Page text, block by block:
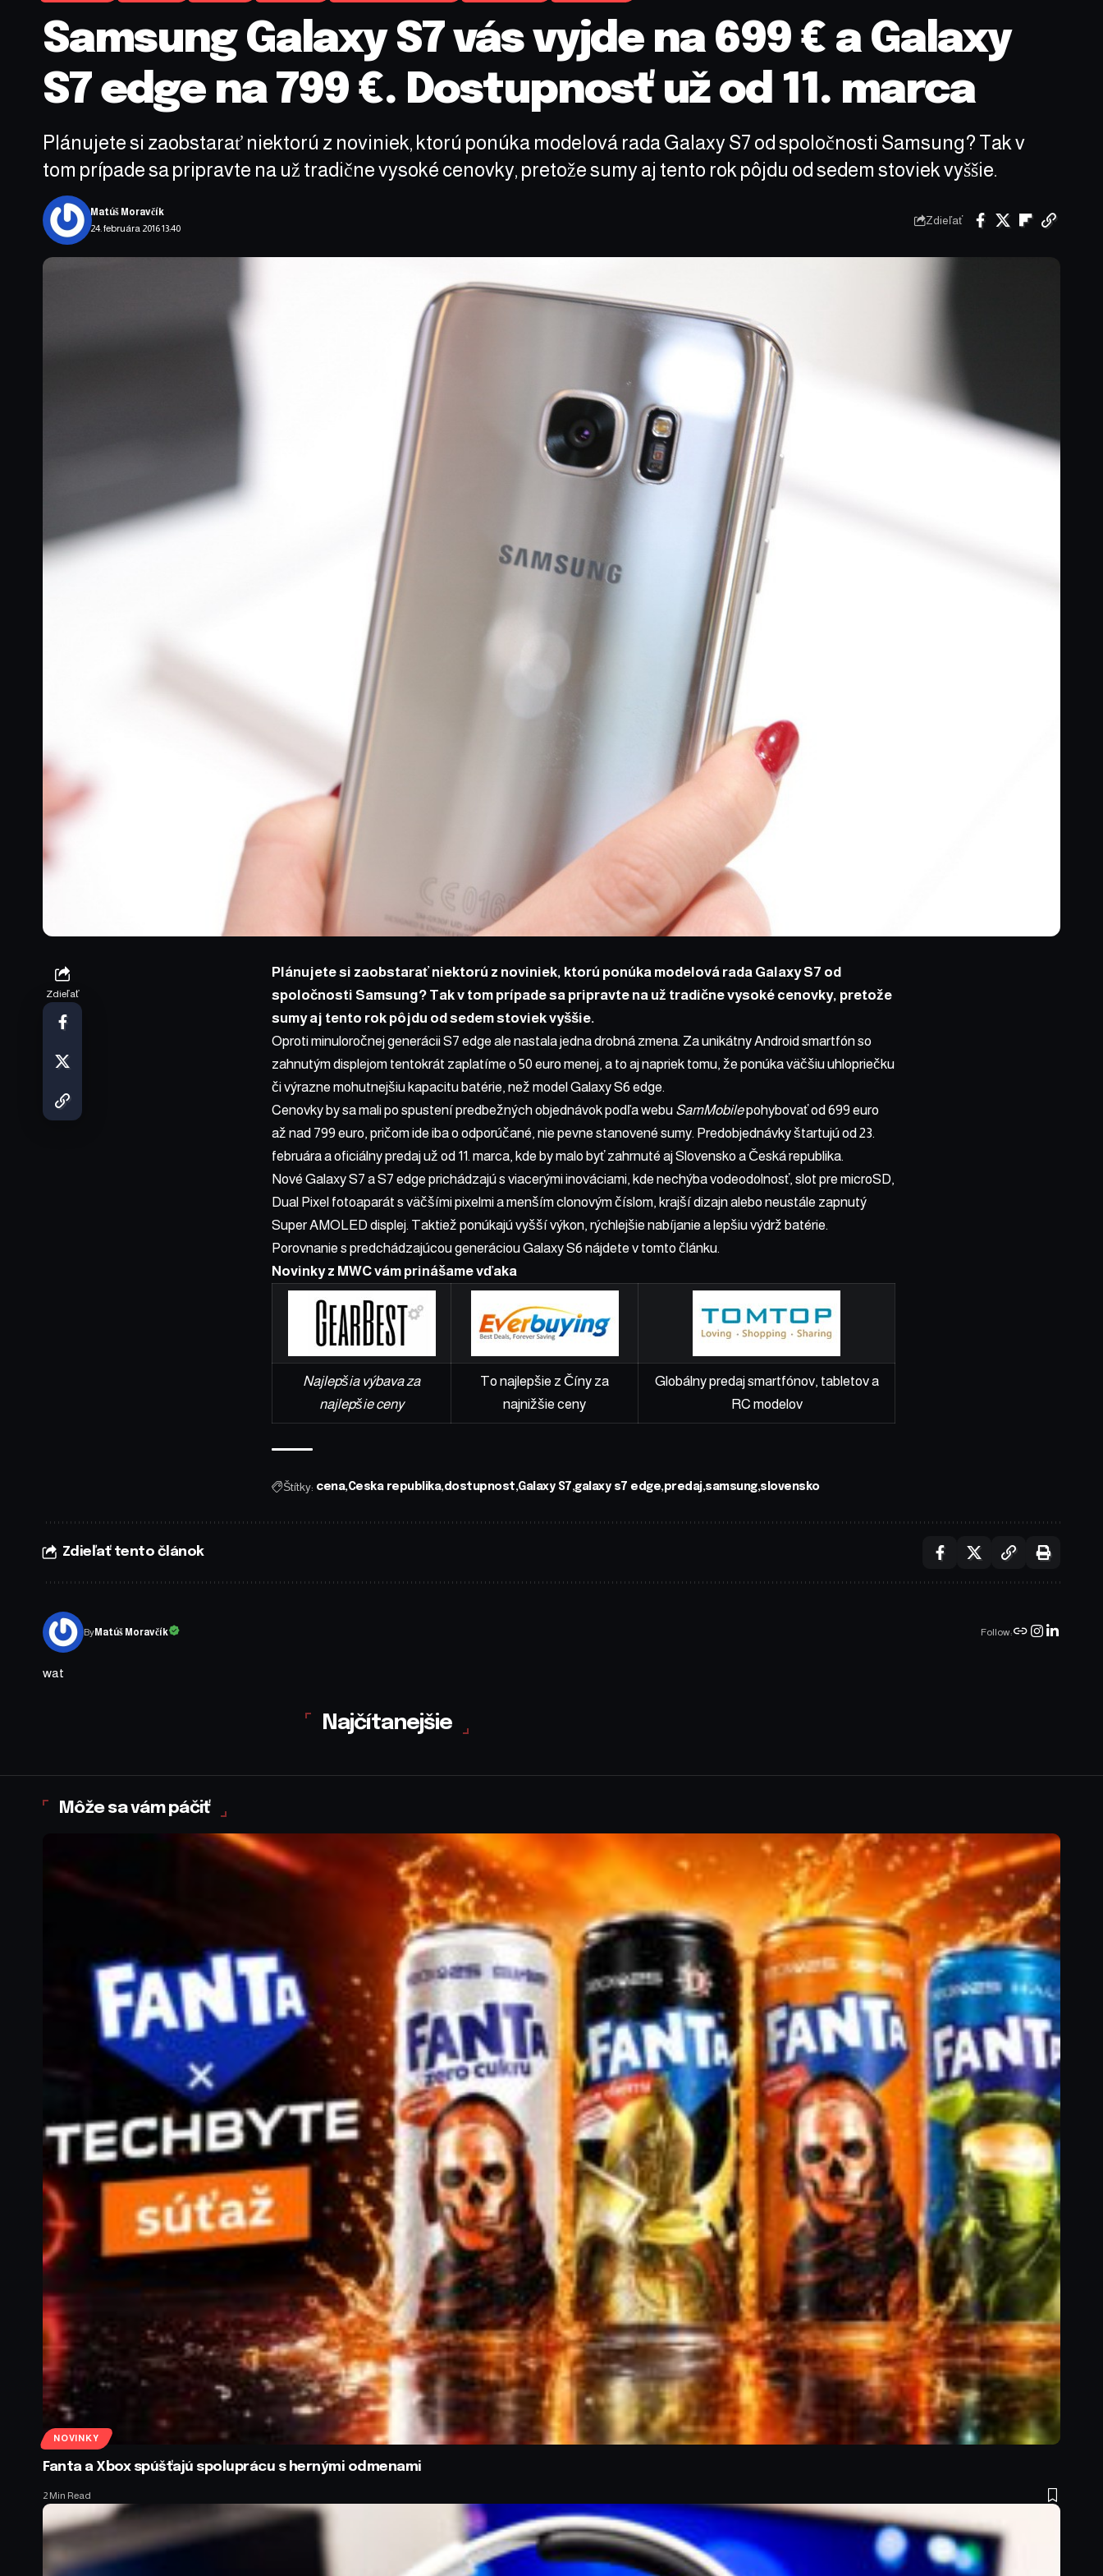
Samsung Galaxy S7 vás vyjde na 699 € a Galaxy
S7 edge na 799 €. Dostupnosť už od 11. marca
Plánujete si zaobstarať niektorú z noviniek, ktorú ponúka modelová rada Galaxy S7 od spoločnosti Samsung? Tak v
tom prípade sa pripravte na už tradične vysoké cenovky, pretože sumy aj tento rok pôjdu od sedem stoviek vyššie.
24. februára 2016 13:40
Matúš Moravčík
Zdieľať
Zdieľať
Plánujete si zaobstarať niektorú z noviniek, ktorú ponúka modelová rada Galaxy S7 od
spoločnosti Samsung? Tak v tom prípade sa pripravte na už tradične vysoké cenovky, pretože
sumy aj tento rok pôjdu od sedem stoviek vyššie.
Oproti minuloročnej generácii S7 edge ale nastala jedna drobná zmena. Za unikátny Android smartfón so
zahnutým displejom tentokrát zaplatíme o 50 euro menej, a to aj napriek tomu, že ponúka väčšiu uhlopriečku
či výrazne mohutnejšiu kapacitu batérie, než model Galaxy S6 edge.
Cenovky by sa mali po spustení predbežných objednávokpodľa webu SamMobilepohybovať od 699 euro
až nad 799 euro, pričom ide iba o odporúčané, nie pevne stanovené sumy. Predobjednávky štartujú od 23.
februára a oficiálny predaj už od 11. marca, kde by malo byť zahrnuté aj Slovensko a Česká republika.
Nové Galaxy S7 a S7 edge prichádzajú s viacerými inováciami, kde nechýba vodeodolnosť, slot pre microSD,
Dual Pixel fotoaparát s väčšími pixelmi a menším clonovým číslom, krajší dizajn alebo neustále zapnutý
Super AMOLED displej. Taktiež ponúkajú vyšší výkon, rýchlejšie nabíjanie a lepšiu výdrž batérie.
Porovnanie s predchádzajúcou generáciou Galaxy S6 nájdete v tomto článku.
Novinky z MWC vám prinášame vďaka
Najlepšia výbava za
najlepšie ceny
To najlepšie z Číny za
najnižšie ceny
Globálny predaj smartfónov, tabletov a
RC modelov
Štítky: cena Ceska republika dostupnost Galaxy S7 galaxy s7 edge predaj samsung slovensko
Zdieľať tento článok
ByMatúš Moravčík Follow:
wat
Najčítanejšie
Môže sa vám páčiť
NOVINKY
Fanta a Xbox spúšťajú spoluprácu s hernými odmenami
2 Min Read